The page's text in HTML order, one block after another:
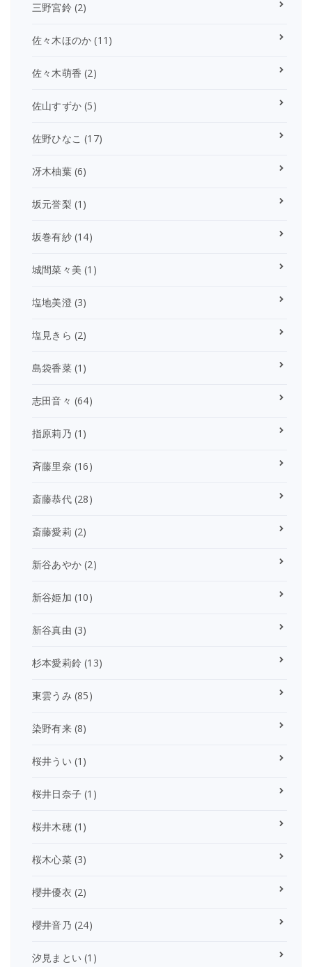
三野宮鈴(2)
佐々木ほのか (11)
佐々木萌香 (2)
佐山すずか (5)
佐野ひなこ (17)
冴木柚葉(6)
坂元誉梨 (1)
坂巻有紗(14)
城間菜々美 (1)
塩地美澄(3)
塩見きら (2)
島袋香菜(1)
志田音々 (64)
指原莉乃 (1)
斉藤里奈 (16)
斎藤恭代(28)
斎藤愛莉 (2)
新谷あやか (2)
新谷姫加 (10)
新谷真由 (3)
杉本愛莉鈴 (13)
東雲うみ (85)
染野有来(8)
桜井うい (1)
桜井日奈子 (1)
桜井木穂(1)
桜木心菜(3)
櫻井優衣 (2)
櫻井音乃 (24)
汐見まとい (1)